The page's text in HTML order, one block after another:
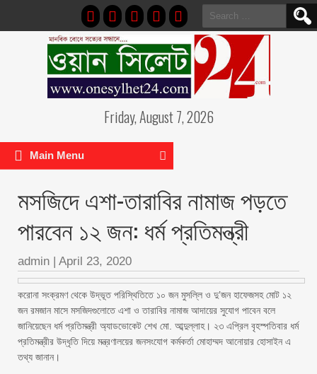
Search
for:
Friday, August 7, 2026
Main Menu
মসজিদে এশা-তারাবির নামাজ পড়তে
পারবেন ১২ জন: ধর্ম প্রতিমন্ত্রী
admin | April 23, 2020
করোনা সংক্রমণ থেকে উদ্ভূত পরিস্থিতিতে ১০ জন মুসল্লি ও দু’জন হাফেজসহ মোট ১২
জন রমজান মাসে মসজিদগুলোতে এশা ও তারাবির নামাজ আদায়ের সুযোগ পাবেন বলে
জানিয়েছেন ধর্ম প্রতিমন্ত্রী অ্যাডভোকেট শেখ মো. আব্দুল্লাহ। ২৩ এপ্রিল বৃহস্পতিবার ধর্ম
প্রতিমন্ত্রীর উদ্ধৃতি দিয়ে মন্ত্রণালয়ের জনসংযোগ কর্মকর্তা মোহাম্মদ আনোয়ার হোসাইন এ
তথ্য জানান।